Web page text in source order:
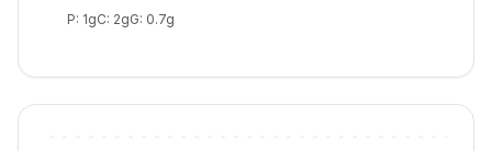
P: 1gC: 2gG: 0.7g